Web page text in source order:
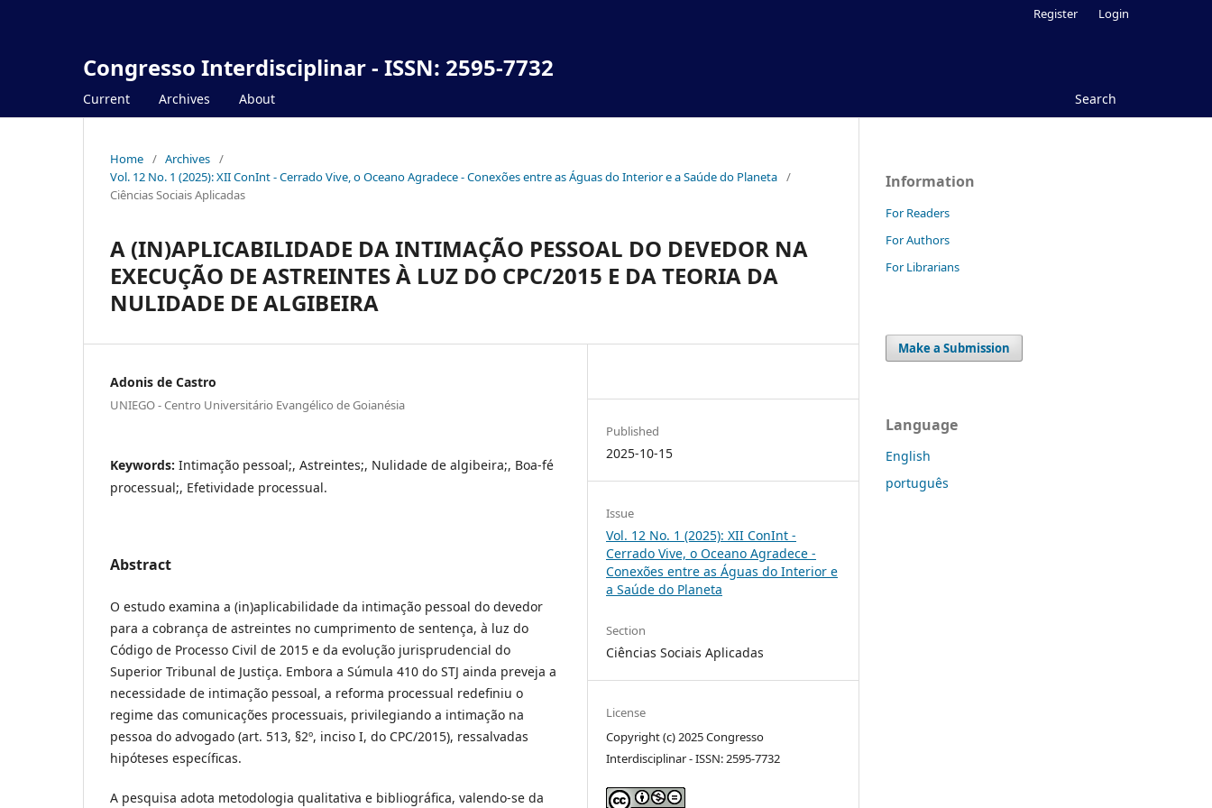
Congresso Interdisciplinar - ISSN: 2595-7732
Current Archives About Search
Register Login
Home / Archives /
Vol. 12 No. 1 (2025): XII ConInt - Cerrado Vive, o Oceano Agradece - Conexões entre as Águas do Interior e a Saúde do Planeta /
Ciências Sociais Aplicadas
A (IN)APLICABILIDADE DA INTIMAÇÃO PESSOAL DO DEVEDOR NA
EXECUÇÃO DE ASTREINTES À LUZ DO CPC/2015 E DA TEORIA DA
NULIDADE DE ALGIBEIRA
Adonis de Castro
UNIEGO - Centro Universitário Evangélico de Goianésia
Keywords: Intimação pessoal;, Astreintes;, Nulidade de algibeira;, Boa-fé
processual;, Efetividade processual.
Abstract
O estudo examina a (in)aplicabilidade da intimação pessoal do devedor
para a cobrança de astreintes no cumprimento de sentença, à luz do
Código de Processo Civil de 2015 e da evolução jurisprudencial do
Superior Tribunal de Justiça. Embora a Súmula 410 do STJ ainda preveja a
necessidade de intimação pessoal, a reforma processual redefiniu o
regime das comunicações processuais, privilegiando a intimação na
pessoa do advogado (art. 513, §2º, inciso I, do CPC/2015), ressalvadas
hipóteses específicas.
A pesquisa adota metodologia qualitativa e bibliográfica, valendo-se da
Published
2025-10-15
Issue
Vol. 12 No. 1 (2025): XII ConInt -
Cerrado Vive, o Oceano Agradece -
Conexões entre as Águas do Interior e
a Saúde do Planeta
Section
Ciências Sociais Aplicadas
License
Copyright (c) 2025 Congresso
Interdisciplinar - ISSN: 2595-7732
Information
For Readers
For Authors
For Librarians
Make a Submission
Language
English
português